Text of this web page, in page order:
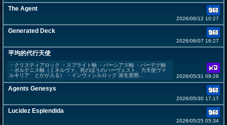
The Agent
2026/06/12 10:27
Generated Deck
2026/06/07 16:27
平均的代行天使
・クリスティアロック ・スプライト軸 ・パーシアス軸 ・パーデク軸
・ボルテニス軸（ミネルヴァ、死のほうのハーヴェスト、力天使ヴァ
ルキリア とかが入る） ・インヴィシルロック 派生形態...
2026/05/31 09:28
Agents Genesys
2026/05/30 17:17
Lucidez Esplendida
2026/05/25 05:34